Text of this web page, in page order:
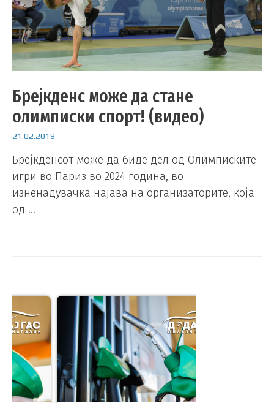
Брејкденс може да стане
олимписки спорт! (видео)
21.02.2019
Брејкденсот може да биде дел од Олимписките
игри во Париз во 2024 година, во
изненадувачка најава на организаторите, која
од …